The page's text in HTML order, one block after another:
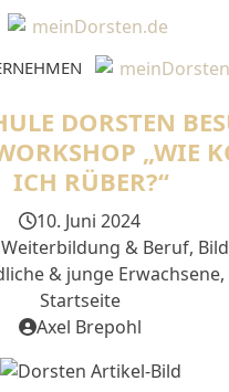
DORSTEN
„WIE
ICH RÜBER?“
10. Juni 2024
& Beruf,
& junge Erwachsene,
Startseite
Axel Brepohl